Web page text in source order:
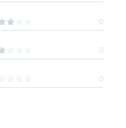
0
0
0